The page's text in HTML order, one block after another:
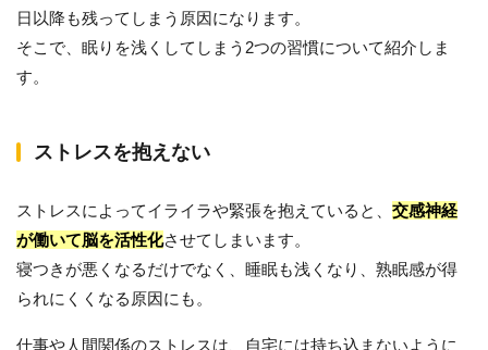
日以降も残ってしまう原因になります。
そこで、眠りを浅くしてしまう2つの習慣について紹介しま
す。
ストレスを抱えない
ストレスによってイライラや緊張を抱えていると、 交感神経
が働いて脳を活性化させてしまいます。
寝つきが悪くなるだけでなく、睡眠も浅くなり、熟眠感が得
られにくくなる原因にも。
仕事や人間関係のストレスは、自宅には持ち込まないように